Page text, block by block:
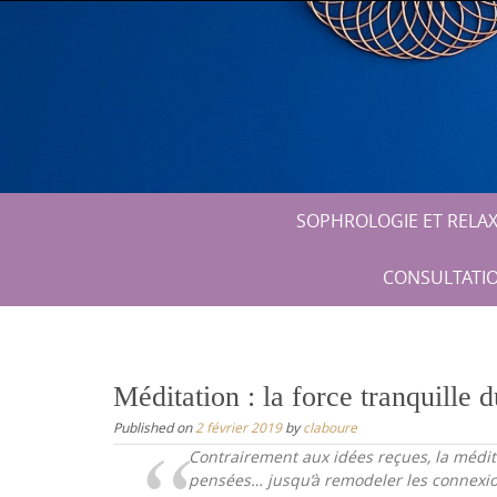
SOPHROLOGIE ET
Méditation : la force tranquille
Published on2 février 2019byclaboure
Contrairement aux idées reçues, la
pensées… jusqu’à remodeler les